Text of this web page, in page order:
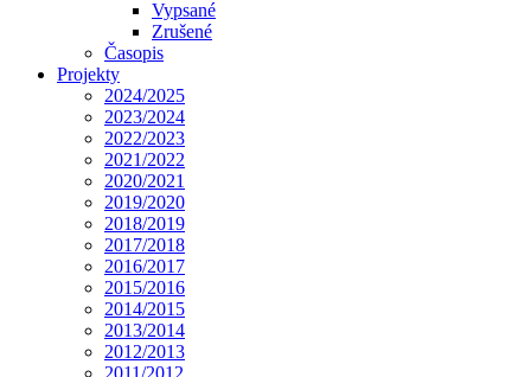
Vypsané
Zrušené
Časopis
Projekty
2024/2025
2023/2024
2022/2023
2021/2022
2020/2021
2019/2020
2018/2019
2017/2018
2016/2017
2015/2016
2014/2015
2013/2014
2012/2013
2011/2012